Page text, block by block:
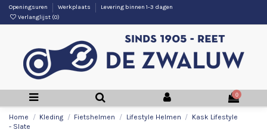
Openingsuren Werkplaats
Levering binnen 1-3 dagen
Verlanglijst (0)
0
Home Kleding Fietshelmen Lifestyle Helmen
Kask Lifestyle
- Slate